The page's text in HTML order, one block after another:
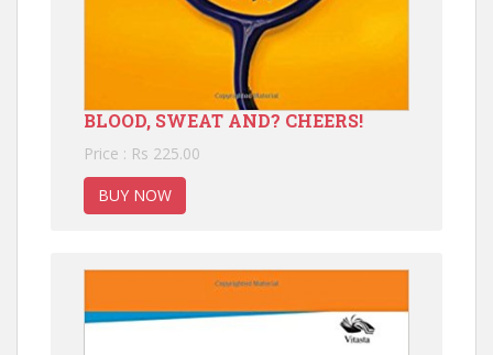
BLOOD, SWEAT AND? CHEERS!
Price : Rs 225.00
BUY NOW